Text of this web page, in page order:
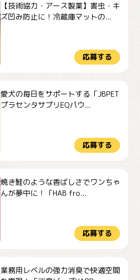
【技術協力・アース製薬】害虫・キ
ズ凹み防止に！冷蔵庫マットの...
応募する
愛犬の毎日をサポートする「JBPET
プラセンタサプリEQパウ...
応募する
焼き鮭のような香ばしさでワンちゃ
んが夢中に！「HAB fro...
応募する
業務用レベルの強力消臭で快適空間